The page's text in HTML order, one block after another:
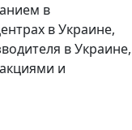
в
в Украине,
в Украине,
и